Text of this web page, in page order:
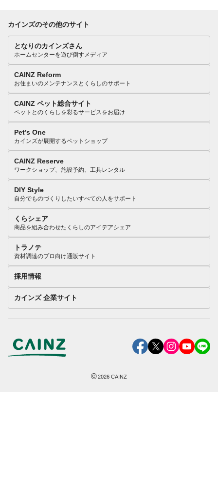
カインズのその他のサイト
となりのカインズさん
ホームセンターを遊び倒すメディア
CAINZ Reform
お住まいのメンテナンスとくらしのサポート
CAINZ ペット総合サイト
ペットとのくらしを彩るサービスをお届け
Pet’s One
カインズが展開するペットショップ
CAINZ Reserve
ワークショップ、施設予約、工具レンタル
DIY Style
自分でものづくりしたいすべての人をサポート
くらシェア
商品を組み合わせたくらしのアイデアシェア
トラノテ
資材調達のプロ向け通販サイト
採用情報
カインズ 企業サイト
©2026 CAINZ